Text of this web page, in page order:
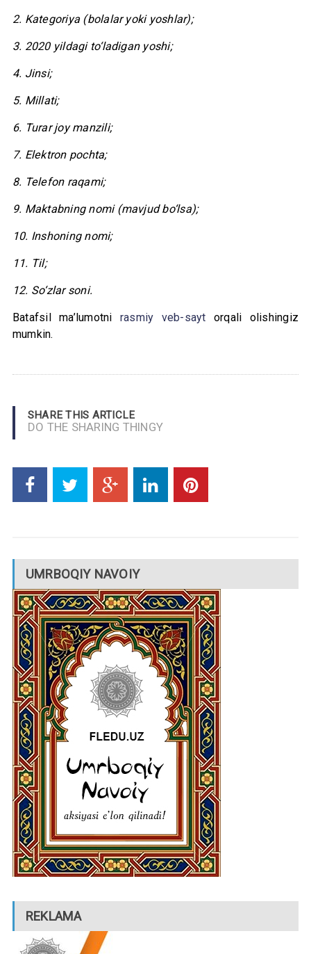
2. Kategoriya (bolalar yoki yoshlar);
3. 2020 yildagi to‘ladigan yoshi;
4. Jinsi;
5. Millati;
6. Turar joy manzili;
7. Elektron pochta;
8. Telefon raqami;
9. Maktabning nomi (mavjud bo‘lsa);
10. Inshoning nomi;
11. Til;
12. So‘zlar soni.
Batafsil ma’lumotni rasmiy veb-sayt orqali olishingiz
mumkin.
SHARE THIS ARTICLE
DO THE SHARING THINGY
UMRBOQIY NAVOIY
REKLAMA